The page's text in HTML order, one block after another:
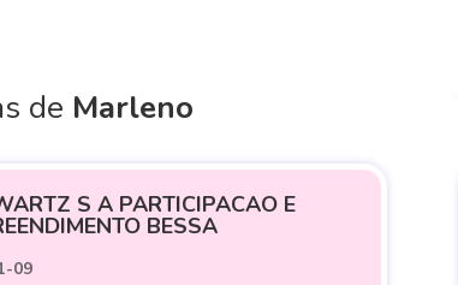
de Marleno
S A PARTICIPACAO E
BESSA
09